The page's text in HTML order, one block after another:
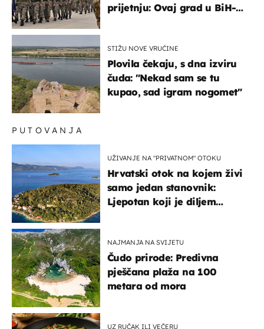
prijetnju: Ovaj grad u BiH-u
STIŽU NOVE VRUĆINE
Plovila čekaju, s dna izviru
čuda: "Nekad sam se tu
kupao, sad igram nogomet"
PUTOVANJA
UŽIVANJE NA "PRIVATNOM" OTOKU
Hrvatski otok na kojem živi
samo jedan stanovnik:
Ljepotan koji je diljem
NAJMANJA NA SVIJETU
Čudo prirode: Predivna
pješčana plaža na 100
metara od mora
UZ RUČAK ILI VEČERU